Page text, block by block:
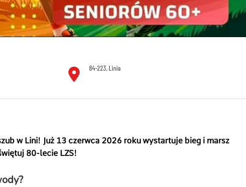
84-223, Linia
w Lini! Już 13 czerwca 2026 roku wystartuje bieg i marsz
80-lecie LZS!